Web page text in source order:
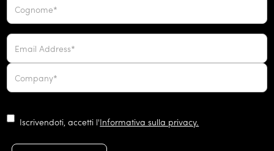
Iscrivendoti, accetti l'Informativa sulla privacy.